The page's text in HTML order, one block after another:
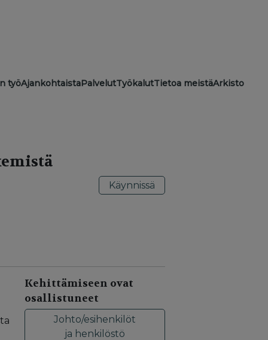
työAjankohtaistaPalvelutTyökalutTietoa meistäArkisto
Käynnissä
Kehittämiseen ovat
osallistuneet
Johto/esihenkilöt
ja henkilöstö